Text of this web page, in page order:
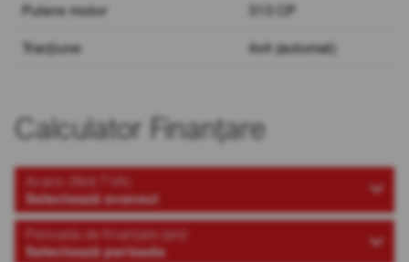
Putere motor 313 CP
Tracțiune 4x4 (automat)
Calculator Finanțare
Avans (fără TVA)
Selectează avansul
Perioada de finanțare (ani)
Selectează perioada